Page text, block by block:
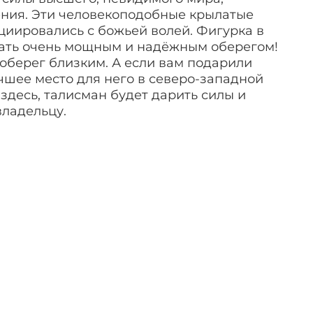
Эти человекоподобные крылатые
с божьей волей. Фигурка в
очень мощным и надёжным оберегом!
близким. А если вам подарили
место для него в северо-западной
талисман будет дарить силы и